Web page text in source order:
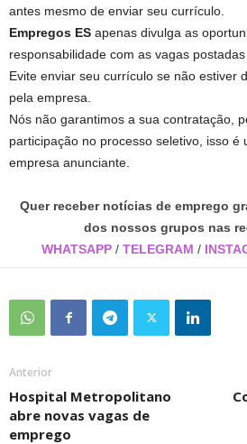
antes mesmo de enviar seu currículo.
Empregos ES apenas divulga as
responsabilidade com as vagas postadas
Evite enviar seu currículo se não estiver
pela empresa.
Nós não garantimos a sua contratação,
participação no processo seletivo, isso é
empresa anunciante.
Quer receber notícias de emprego
dos nossos grupos nas
WHATSAPP / TELEGRAM /
Anterior
Hospital Metropolitano
abre novas vagas de
emprego